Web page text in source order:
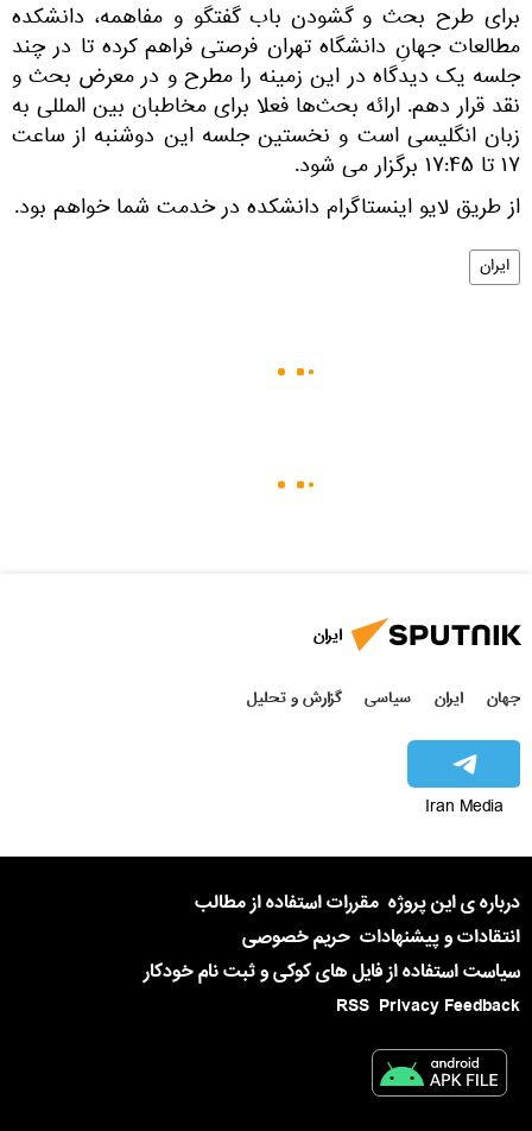
برای طرح بحث و گشودن باب گفتگو و مفاهمه، دانشکده
مطالعات جهانِ دانشگاه تهران فرصتی فراهم کرده تا در چند
جلسه یک دیدگاه در این زمینه را مطرح و در معرض بحث و
نقد قرار دهم. ارائه بحث‌ها فعلا برای مخاطبان بین المللی به
زبان انگلیسی است و نخستین جلسه این دوشنبه از ساعت
۱۷ تا ۱۷:۴۵ برگزار می ‌شود.
از طریق لایو اینستاگرام دانشکده در خدمت شما خواهم بود.
ایران
ایران
جهان ایران سیاسی گزارش و تحلیل
Iran Media
درباره ی این پروژه مقررات استفاده از مطالب
انتقادات و پیشنهادات حریم خصوصی
سیاست استفاده از فایل های کوکی و ثبت نام خودکار
Privacy Feedback
RSS